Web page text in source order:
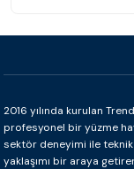
2016 yılında kurulan
profesyonel bir yüzme
sektör deneyimi ile teknik
yaklaşımı bir araya